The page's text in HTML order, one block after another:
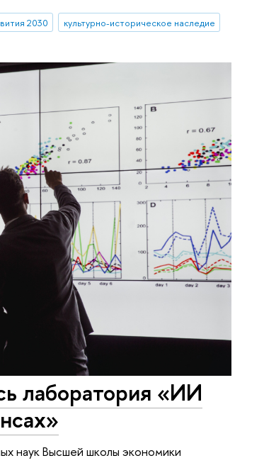
2030 культурно-историческое наследие
лаборатория «ИИ
наук Высшей школы экономики